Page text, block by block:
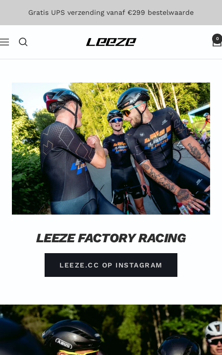
inhoud
Gratis UPS verzending vanaf €299 bestelwaarde
Navigatie Leeze 0
LEEZE FACTORY RACING
LEEZE.CC OP INSTAGRAM